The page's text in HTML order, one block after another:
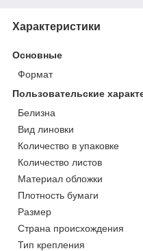
Характеристики
Основные
Формат
Пользовательские
Белизна
Вид линовки
Количество в упаковке
Количество листов
Материал обложки
Плотность бумаги
Размер
Страна происхождения
Тип крепления